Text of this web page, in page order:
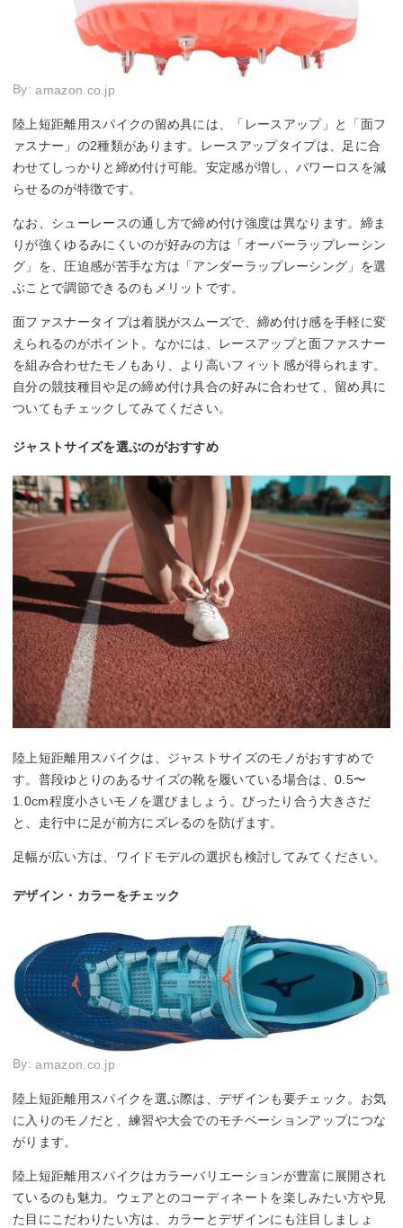
By:amazon.co.jp
陸上短距離用スパイクの留め具には、「レースアップ」と「面フ
ァスナー」の2種類があります。レースアップタイプは、足に合
わせてしっかりと締め付け可能。安定感が増し、パワーロスを減
らせるのが特徴です。
なお、シューレースの通し方で締め付け強度は異なります。締ま
りが強くゆるみにくいのが好みの方は「オーバーラップレーシン
グ」を、圧迫感が苦手な方は「アンダーラップレーシング」を選
ぶことで調節できるのもメリットです。
面ファスナータイプは着脱がスムーズで、締め付け感を手軽に変
えられるのがポイント。なかには、レースアップと面ファスナー
を組み合わせたモノもあり、より高いフィット感が得られます。
自分の競技種目や足の締め付け具合の好みに合わせて、留め具に
ついてもチェックしてみてください。
ジャストサイズを選ぶのがおすすめ
陸上短距離用スパイクは、ジャストサイズのモノがおすすめで
す。普段ゆとりのあるサイズの靴を履いている場合は、0.5〜
1.0cm程度小さいモノを選びましょう。ぴったり合う大きさだ
と、走行中に足が前方にズレるのを防げます。
足幅が広い方は、ワイドモデルの選択も検討してみてください。
デザイン・カラーをチェック
By:amazon.co.jp
陸上短距離用スパイクを選ぶ際は、デザインも要チェック。お気
に入りのモノだと、練習や大会でのモチベーションアップにつな
がります。
陸上短距離用スパイクはカラーバリエーションが豊富に展開され
ているのも魅力。ウェアとのコーディネートを楽しみたい方や見
た目にこだわりたい方は、カラーとデザインにも注目しましょ